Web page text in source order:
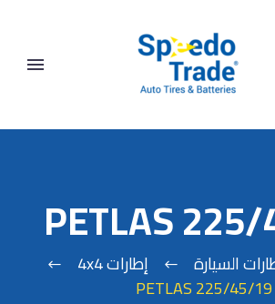
PETLAS
السيارة
إطارات 4x4
PETLAS 225/45/19